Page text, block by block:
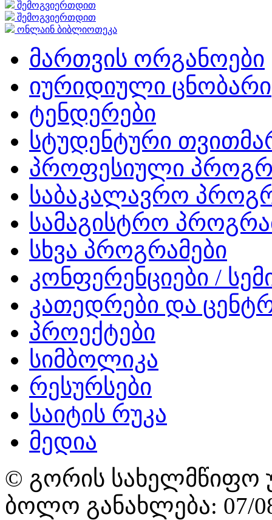
შემოგვიერთდით
შემოგვიერთდით
ონლაინ ბიბლიოთეკა
მართვის ორგანოები
იურიდიული ცნობარი
ტენდერები
სტუდენტური
პროფესიული
საბაკალავრო
სამაგისტრო
სხვა პროგრამები
კონფერენციები /
კათედრები და
პროექტები
სიმბოლიკა
რესურსები
საიტის რუკა
მედია
© გორის სახელმწიფო
ბოლო განახლება: 07/